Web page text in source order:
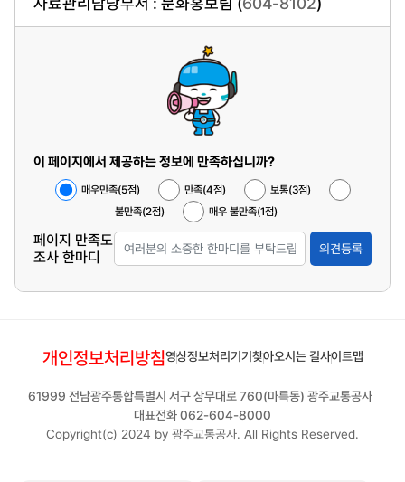
이 페이지에서 제공하는 정보에 만족하십니까?
매우만족(5점) 만족(4점)
보통(3점)
불만족(2점)
매우 불만족(1점)
페이지 만족도
조사 한마디
의견등록
개인정보처리방침영상정보처리기기 찾아오시는 길사이트맵
61999 전남광주통합특별시 서구 상무대로 760(마륵동) 광주교통공사
대표전화 062-604-8000
Copyright(c) 2024 by 광주교통공사. All Rights Reserved.